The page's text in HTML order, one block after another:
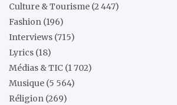
Culture & Tourisme (2 447)
Fashion (196)
Interviews (715)
Lyrics (18)
Médias & TIC (1 702)
Musique (5 564)
Réligion (269)